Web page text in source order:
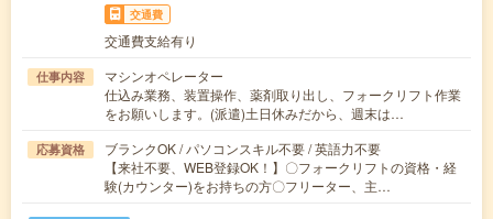
交通費
交通費支給有り
仕事内容
マシンオペレーター
仕込み業務、装置操作、薬剤取り出し、フォークリフト作業
をお願いします。(派遣)土日休みだから、週末は…
応募資格
ブランクOK / パソコンスキル不要 / 英語力不要
【来社不要、WEB登録OK！】〇フォークリフトの資格・経
験(カウンター)をお持ちの方〇フリーター、主…